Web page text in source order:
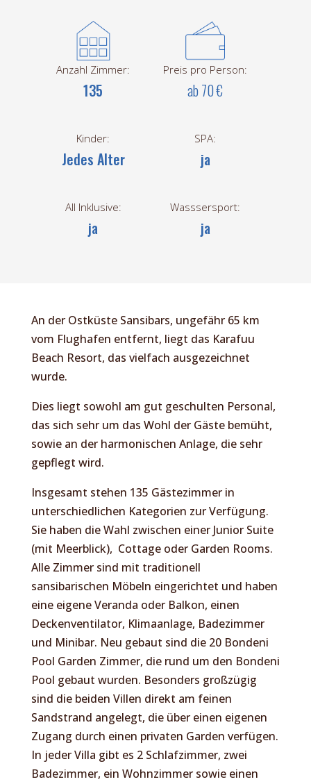
Anzahl Zimmer:
135
Preis pro Person:
ab 70 €
Kinder:
Jedes Alter
SPA:
ja
All Inklusive:
ja
Wasssersport:
ja
An der Ostküste Sansibars, ungefähr 65 km
vom Flughafen entfernt, liegt das Karafuu
Beach Resort, das vielfach ausgezeichnet
wurde.
Dies liegt sowohl am gut geschulten Personal,
das sich sehr um das Wohl der Gäste bemüht,
sowie an der harmonischen Anlage, die sehr
gepflegt wird.
Insgesamt stehen 135 Gästezimmer in
unterschiedlichen Kategorien zur Verfügung.
Sie haben die Wahl zwischen einer Junior Suite
(mit Meerblick), Cottage oder Garden Rooms.
Alle Zimmer sind mit traditionell
sansibarischen Möbeln eingerichtet und haben
eine eigene Veranda oder Balkon, einen
Deckenventilator, Klimaanlage, Badezimmer
und Minibar. Neu gebaut sind die 20 Bondeni
Pool Garden Zimmer, die rund um den Bondeni
Pool gebaut wurden. Besonders großzügig
sind die beiden Villen direkt am feinen
Sandstrand angelegt, die über einen eigenen
Zugang durch einen privaten Garden verfügen.
In jeder Villa gibt es 2 Schlafzimmer, zwei
Badezimmer, ein Wohnzimmer sowie einen